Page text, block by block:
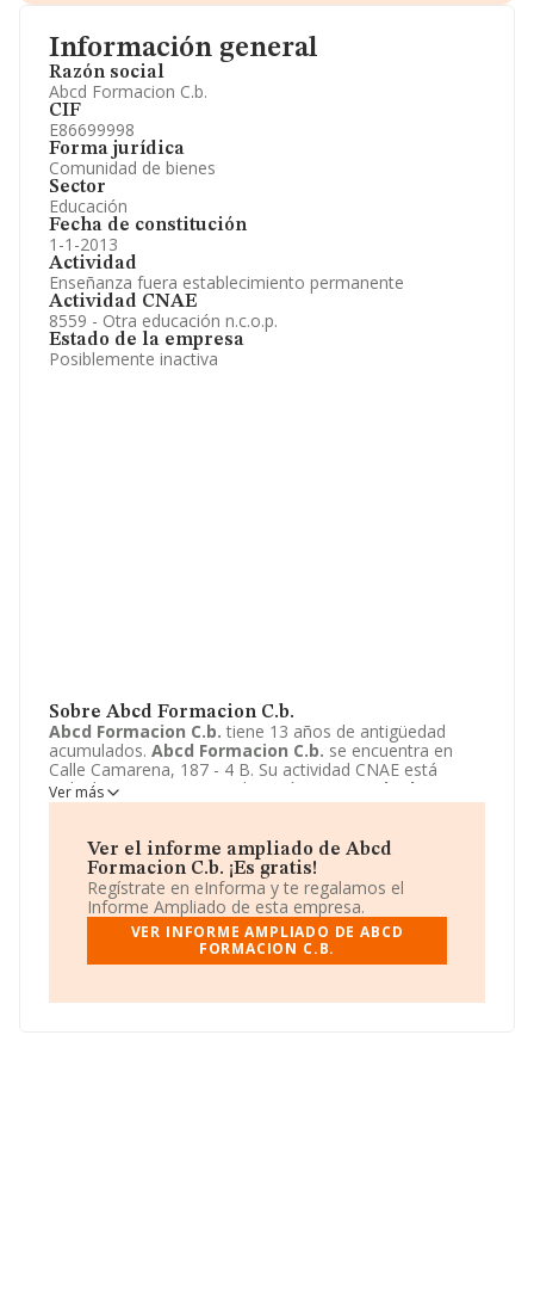
Información general
Razón social
Abcd Formacion C.b.
CIF
E86699998
Forma jurídica
Comunidad de bienes
Sector
Educación
Fecha de constitución
1-1-2013
Actividad
Enseñanza fuera establecimiento permanente
Actividad CNAE
8559 - Otra educación n.c.o.p.
Estado de la empresa
Posiblemente inactiva
Sobre Abcd Formacion C.b.
Abcd Formacion C.b. tiene 13 años de antigüedad
acumulados. Abcd Formacion C.b. se encuentra en
Calle Camarena, 187 - 4 B. Su actividad CNAE está
incluida en 8559 - Otra educación n.c.o.p..
Abcd
Formacion C.b.está registrada como Comunidad de
Ver más
Ver el informe ampliado de Abcd
Formacion C.b. ¡Es gratis!
Regístrate en eInforma y te regalamos el
Informe Ampliado de esta empresa.
VER INFORME AMPLIADO DE ABCD
FORMACION C.B.
Información oficial y registral complementaria.